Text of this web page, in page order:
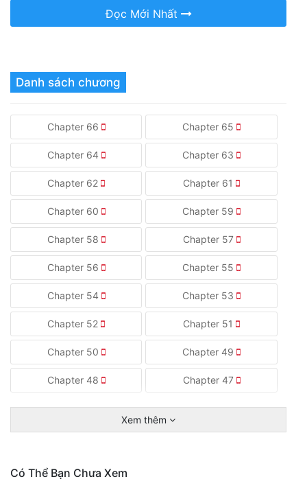
Đọc Mới Nhất
Danh sách chương
Chapter 66 Chapter 65
Chapter 64 Chapter 63
Chapter 62 Chapter 61
Chapter 60 Chapter 59
Chapter 58 Chapter 57
Chapter 56 Chapter 55
Chapter 54 Chapter 53
Chapter 52 Chapter 51
Chapter 50 Chapter 49
Chapter 48 Chapter 47
Xem thêm
Có Thể Bạn Chưa Xem